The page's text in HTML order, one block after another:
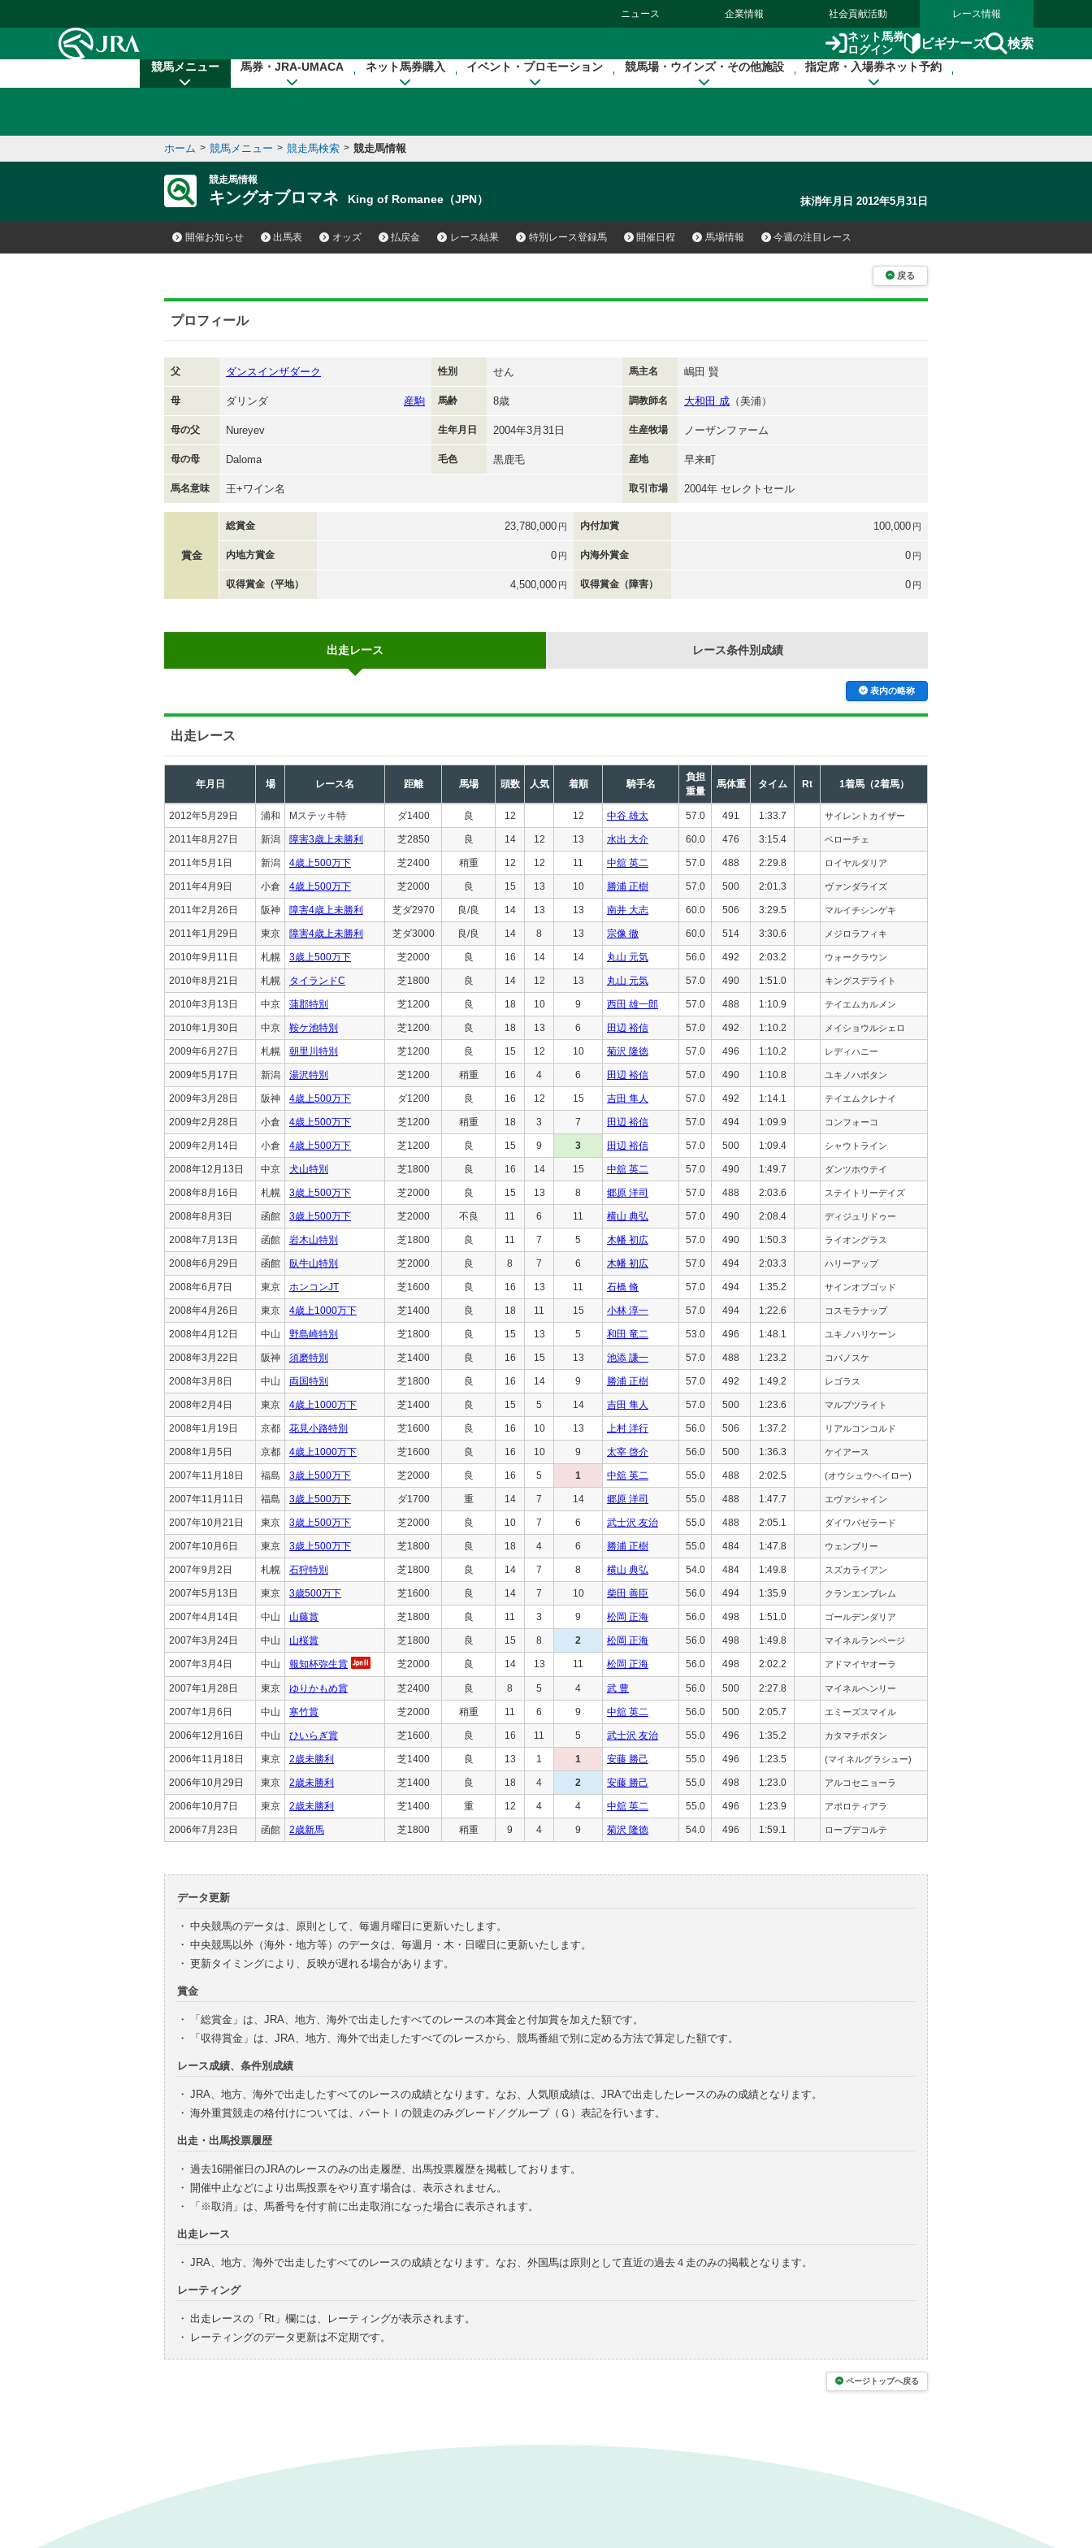
ニュース 企業情報 社会貢献活動 レース情報
ネット馬券
ログイン
ビギナーズ 検索
競馬メニュー 馬券・JRA-UMACA ネット馬券購入 イベント・プロモーション 競馬場・ウインズ・その他施設 指定席・入場券ネット予約
ホーム > 競馬メニュー > 競走馬検索 > 競走馬情報
競走馬情報
キングオブロマネ King of Romanee（JPN） 抹消年月日 2012年5月31日
開催お知らせ 出馬表 オッズ 払戻金 レース結果 特別レース登録馬 開催日程 馬場情報 今週の注目レース
戻る
プロフィール
父 ダンスインザダーク 性別 せん 馬主名 嶋田 賢
母 ダリンダ 産駒 馬齢 8歳 調教師名 大和田 成 （美浦）
母の父 Nureyev 生年月日 2004年3月31日 生産牧場 ノーザンファーム
母の母 Daloma 毛色 黒鹿毛 産地 早来町
馬名意味 王+ワイン名 取引市場 2004年 セレクトセール
賞金
総賞金 23,780,000 円 内付加賞 100,000 円
内地方賞金 0 円 内海外賞金 0 円
収得賞金（平地） 4,500,000 円 収得賞金（障害） 0 円
出走レース レース条件別成績
表内の略称
出走レース
年月日 場 レース名 距離 馬場 頭数 人気 着順 騎手名
負担
重量
馬体重 タイム Rt 1着馬（2着馬）
2012年5月29日 浦和 Mステッキ特 ダ1400 良 12 12 中谷 雄太 57.0 491 1:33.7 サイレントカイザー
2011年8月27日 新潟 障害3歳上未勝利 芝2850 良 14 12 13 水出 大介 60.0 476 3:15.4 ベローチェ
2011年5月1日 新潟 4歳上500万下 芝2400 稍重 12 12 11 中舘 英二 57.0 488 2:29.8 ロイヤルダリア
2011年4月9日 小倉 4歳上500万下 芝2000 良 15 13 10 勝浦 正樹 57.0 500 2:01.3 ヴァンダライズ
2011年2月26日 阪神 障害4歳上未勝利 芝ダ2970 良/良 14 13 13 南井 大志 60.0 506 3:29.5 マルイチシンゲキ
2011年1月29日 東京 障害4歳上未勝利 芝ダ3000 良/良 14 8 13 宗像 徹 60.0 514 3:30.6 メジロラフィキ
2010年9月11日 札幌 3歳上500万下 芝2000 良 16 14 14 丸山 元気 56.0 492 2:03.2 ウォークラウン
2010年8月21日 札幌 タイランドC 芝1800 良 14 12 13 丸山 元気 57.0 490 1:51.0 キングスデライト
2010年3月13日 中京 蒲郡特別 芝1200 良 18 10 9 西田 雄一郎 57.0 488 1:10.9 テイエムカルメン
2010年1月30日 中京 鞍ケ池特別 芝1200 良 18 13 6 田辺 裕信 57.0 492 1:10.2 メイショウルシェロ
2009年6月27日 札幌 朝里川特別 芝1200 良 15 12 10 菊沢 隆徳 57.0 496 1:10.2 レディハニー
2009年5月17日 新潟 湯沢特別 芝1200 稍重 16 4 6 田辺 裕信 57.0 490 1:10.8 ユキノハボタン
2009年3月28日 阪神 4歳上500万下 ダ1200 良 16 12 15 吉田 隼人 57.0 492 1:14.1 テイエムクレナイ
2009年2月28日 小倉 4歳上500万下 芝1200 稍重 18 3 7 田辺 裕信 57.0 494 1:09.9 コンフォーコ
2009年2月14日 小倉 4歳上500万下 芝1200 良 15 9 3 田辺 裕信 57.0 500 1:09.4 シャウトライン
2008年12月13日 中京 犬山特別 芝1800 良 16 14 15 中舘 英二 57.0 490 1:49.7 ダンツホウテイ
2008年8月16日 札幌 3歳上500万下 芝2000 良 15 13 8 郷原 洋司 57.0 488 2:03.6 ステイトリーデイズ
2008年8月3日 函館 3歳上500万下 芝2000 不良 11 6 11 横山 典弘 57.0 490 2:08.4 ディジュリドゥー
2008年7月13日 函館 岩木山特別 芝1800 良 11 7 5 木幡 初広 57.0 490 1:50.3 ライオングラス
2008年6月29日 函館 臥牛山特別 芝2000 良 8 7 6 木幡 初広 57.0 494 2:03.3 ハリーアップ
2008年6月7日 東京 ホンコンJT 芝1600 良 16 13 11 石橋 脩 57.0 494 1:35.2 サインオブゴッド
2008年4月26日 東京 4歳上1000万下 芝1400 良 18 11 15 小林 淳一 57.0 494 1:22.6 コスモラナップ
2008年4月12日 中山 野島崎特別 芝1800 良 15 13 5 和田 竜二 53.0 496 1:48.1 ユキノハリケーン
2008年3月22日 阪神 須磨特別 芝1400 良 16 15 13 池添 謙一 57.0 488 1:23.2 コパノスケ
2008年3月8日 中山 両国特別 芝1800 良 16 14 9 勝浦 正樹 57.0 492 1:49.2 レゴラス
2008年2月4日 東京 4歳上1000万下 芝1400 良 15 5 14 吉田 隼人 57.0 500 1:23.6 マルブツライト
2008年1月19日 京都 花見小路特別 芝1600 良 16 10 13 上村 洋行 56.0 506 1:37.2 リアルコンコルド
2008年1月5日 京都 4歳上1000万下 芝1600 良 16 10 9 太宰 啓介 56.0 500 1:36.3 ケイアース
2007年11月18日 福島 3歳上500万下 芝2000 良 16 5 1 中舘 英二 55.0 488 2:02.5 (オウシュウヘイロー)
2007年11月11日 福島 3歳上500万下 ダ1700 重 14 7 14 郷原 洋司 55.0 488 1:47.7 エヴァシャイン
2007年10月21日 東京 3歳上500万下 芝2000 良 10 7 6 武士沢 友治 55.0 488 2:05.1 ダイワバゼラード
2007年10月6日 東京 3歳上500万下 芝1800 良 18 4 6 勝浦 正樹 55.0 484 1:47.8 ウェンブリー
2007年9月2日 札幌 石狩特別 芝1800 良 14 7 8 横山 典弘 54.0 484 1:49.8 スズカライアン
2007年5月13日 東京 3歳500万下 芝1600 良 14 7 10 柴田 善臣 56.0 494 1:35.9 クランエンブレム
2007年4月14日 中山 山藤賞 芝1800 良 11 3 9 松岡 正海 56.0 498 1:51.0 ゴールデンダリア
2007年3月24日 中山 山桜賞 芝1800 良 15 8 2 松岡 正海 56.0 498 1:49.8 マイネルランページ
2007年3月4日 中山 報知杯弥生賞 芝2000 良 14 13 11 松岡 正海 56.0 498 2:02.2 アドマイヤオーラ
2007年1月28日 東京 ゆりかもめ賞 芝2400 良 8 5 4 武 豊 56.0 500 2:27.8 マイネルヘンリー
2007年1月6日 中山 寒竹賞 芝2000 稍重 11 6 9 中舘 英二 56.0 500 2:05.7 エミーズスマイル
2006年12月16日 中山 ひいらぎ賞 芝1600 良 16 11 5 武士沢 友治 55.0 496 1:35.2 カタマチボタン
2006年11月18日 東京 2歳未勝利 芝1400 良 13 1 1 安藤 勝己 55.0 496 1:23.5 (マイネルグラシュー)
2006年10月29日 東京 2歳未勝利 芝1400 良 18 4 2 安藤 勝己 55.0 498 1:23.0 アルコセニョーラ
2006年10月7日 東京 2歳未勝利 芝1400 重 12 4 4 中舘 英二 55.0 496 1:23.9 アポロティアラ
2006年7月23日 函館 2歳新馬 芝1800 稍重 9 4 9 菊沢 隆徳 54.0 496 1:59.1 ローブデコルテ
データ更新
・ 中央競馬のデータは、原則として、毎週月曜日に更新いたします。
・ 中央競馬以外（海外・地方等）のデータは、毎週月・木・日曜日に更新いたします。
・ 更新タイミングにより、反映が遅れる場合があります。
賞金
・
「総賞金」は、JRA、地方、海外で出走したすべてのレースの本賞金と付加賞を加えた額です。
・
「収得賞金」は、JRA、地方、海外で出走したすべてのレースから、競馬番組で別に定める方法で算定した額です。
レース成績、条件別成績
・ JRA、地方、海外で出走したすべてのレースの成績となります。なお、人気順成績は、JRAで出走したレースのみの成績となります。
・ 海外重賞競走の格付けについては、パートⅠの競走のみグレード／グループ（Ｇ）表記を行います。
出走・出馬投票履歴
・ 過去16開催日のJRAのレースのみの出走履歴、出馬投票履歴を掲載しております。
・ 開催中止などにより出馬投票をやり直す場合は、表示されません。
・
「※取消」は、馬番号を付す前に出走取消になった場合に表示されます。
出走レース
・ JRA、地方、海外で出走したすべてのレースの成績となります。なお、外国馬は原則として直近の過去４走のみの掲載となります。
レーティング
・ 出走レースの「Rt」欄には、レーティングが表示されます。
・
レーティングのデータ更新は不定期です。
ページトップへ戻る